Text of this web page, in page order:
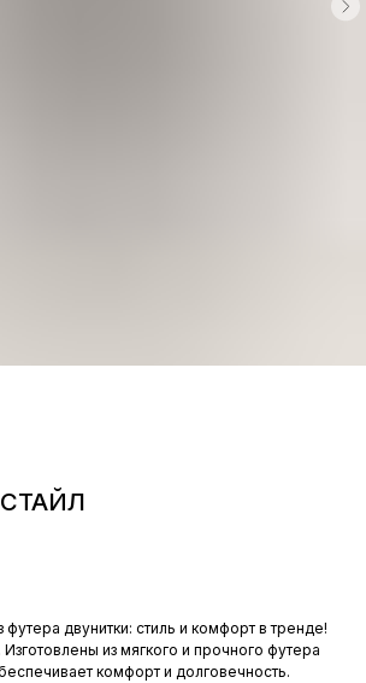
двунитки: стиль и комфорт в тренде!
из мягкого и прочного футера
комфорт и долговечность.